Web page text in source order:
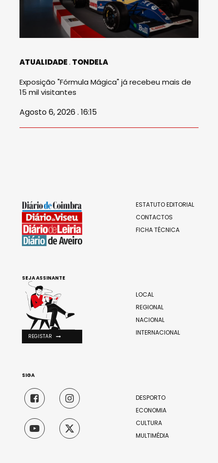
ATUALIDADE TONDELA
Exposição "Fórmula Mágica" já recebeu mais de
15 mil visitantes
Agosto 6, 2026 . 16:15
ESTATUTO EDITORIAL
CONTACTOS
FICHA TÉCNICA
LOCAL
REGIONAL
NACIONAL
INTERNACIONAL
DESPORTO
ECONOMIA
CULTURA
MULTIMÉDIA
SEJA ASSINANTE
REGISTAR
SIGA